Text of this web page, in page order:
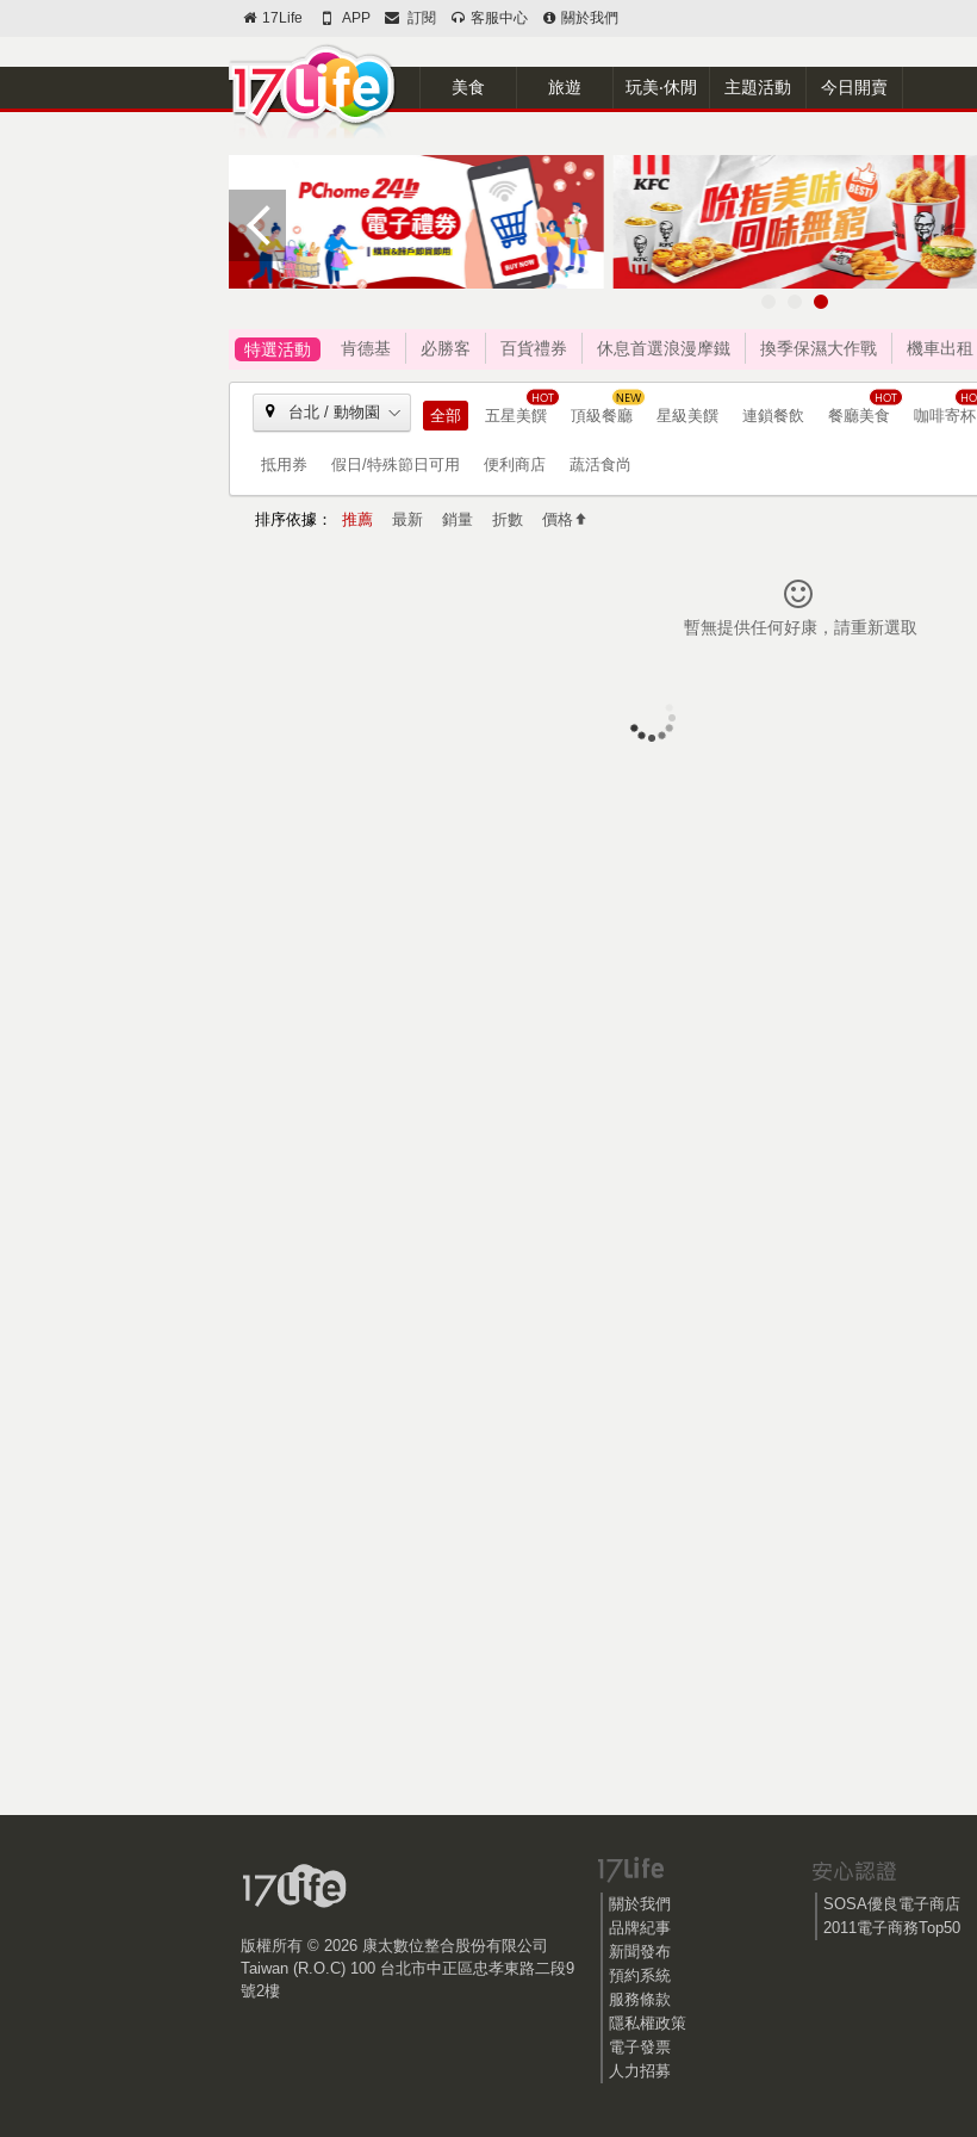
17Life APP 訂閱 客服中心 關於我們
美食 旅遊 玩美‧休閒 主題活動 今日開賣
特選活動 肯德基 必勝客 百貨禮券 休息首選浪漫摩鐵 換季保濕大作戰 機車出租
台北 / 動物園 全部 五星美饌 頂級餐廳 星級美饌 連鎖餐飲 餐廳美食 咖啡寄杯
抵用券 假日/特殊節日可用 便利商店 蔬活食尚
排序依據： 推薦 最新 銷量 折數 價格
暫無提供任何好康，請重新選取
版權所有 © 2026 康太數位整合股份有限公司
Taiwan (R.O.C) 100 台北市中正區忠孝東路二段9
號2樓
關於我們
品牌紀事
新聞發布
預約系統
服務條款
隱私權政策
電子發票
人力招募
SOSA優良電子商店
2011電子商務Top50